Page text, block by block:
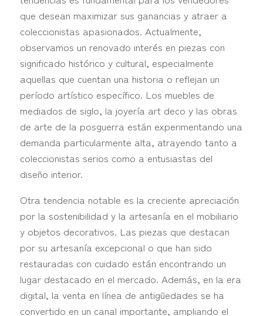
que desean maximizar sus ganancias y atraer a
coleccionistas apasionados. Actualmente,
observamos un renovado interés en piezas con
significado histórico y cultural, especialmente
aquellas que cuentan una historia o reflejan un
período artístico específico. Los muebles de
mediados de siglo, la joyería art deco y las obras
de arte de la posguerra están experimentando una
demanda particularmente alta, atrayendo tanto a
coleccionistas serios como a entusiastas del
diseño interior.
Otra tendencia notable es la creciente apreciación
por la sostenibilidad y la artesanía en el mobiliario
y objetos decorativos. Las piezas que destacan
por su artesanía excepcional o que han sido
restauradas con cuidado están encontrando un
lugar destacado en el mercado. Además, en la era
digital, la venta en línea de antigüedades se ha
convertido en un canal importante, ampliando el